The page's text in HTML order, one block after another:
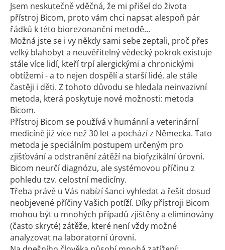
Jsem neskutečně vděčná, že mi přišel do života
přístroj Bicom, proto vám chci napsat alespoň pár
řádků k této biorezonanční metodě...
Možná jste se i vy někdy sami sebe zeptali, proč přes
velký blahobyt a neuvěřitelný vědecký pokrok existuje
stále více lidí, kteří trpí alergickými a chronickými
obtížemi - a to nejen dospělí a starší lidé, ale stále
častěji i děti. Z tohoto důvodu se hledala neinvazivní
metoda, která poskytuje nové možnosti: metoda
Bicom.
Přístroj Bicom se používá v humánní a veterinární
medicíně již více než 30 let a pochází z Německa. Tato
metoda je speciálním postupem určeným pro
zjišťování a odstranění zátěží na biofyzikální úrovni.
Bicom neurčí diagnózu, ale systémovou příčinu z
pohledu tzv. celostní medicíny.
Třeba právě u Vás nabízí šanci vyhledat a řešit dosud
neobjevené příčiny Vašich potíží. Díky přístroji Bicom
mohou být u mnohých případů zjištěny a eliminovány
(často skryté) zátěže, které není vždy možné
analyzovat na laboratorní úrovni.